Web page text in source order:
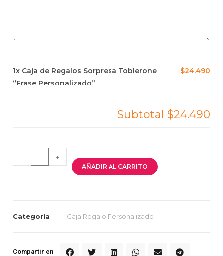
1x Caja de Regalos Sorpresa Toblerone
“Frase Personalizado”
$24.490
Subtotal $24.490
- +
AÑADIR AL CARRITO
Categoría Caja Regalo Personalizado
Compartir en